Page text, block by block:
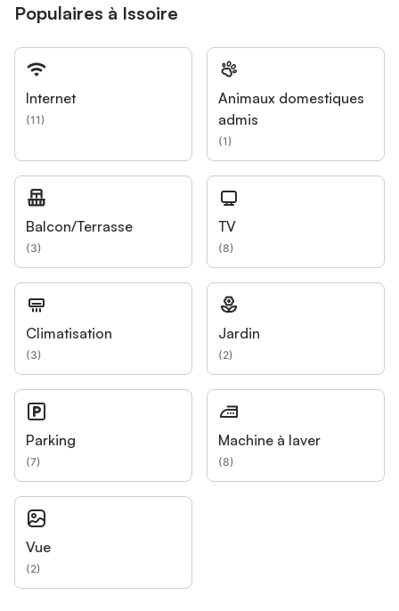
Populaires à Issoire
Internet
(11)
Animaux domestiques
admis
(1)
Balcon/Terrasse
(3)
TV
(8)
Climatisation
(3)
Jardin
(2)
Parking
(7)
Machine à laver
(8)
Vue
(2)